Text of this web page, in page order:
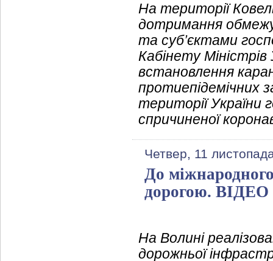
На території
дотримання
та суб’єктами
Кабінету
встановлення
протиепідемічних
території України
спричиненої
Четвер, 11
До
дорогою. ВІДЕО
На Волині
дорожньої